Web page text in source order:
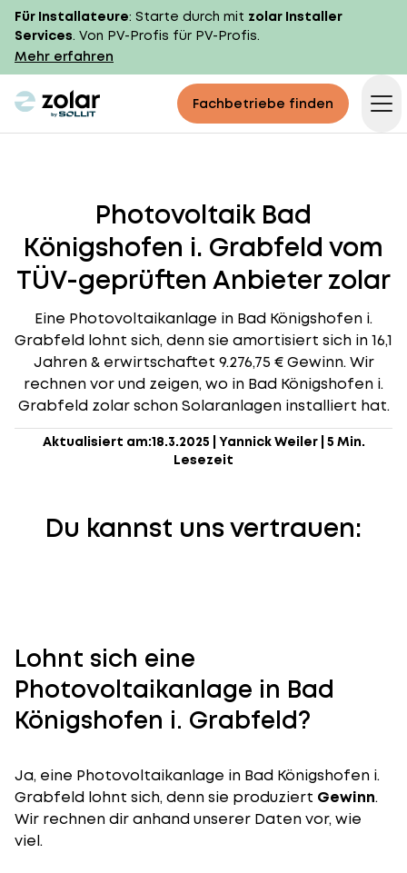
Für Installateure: Starte durch mit zolar Installer
Services. Von PV-Profis für PV-Profis.
Mehr erfahren
zolar logo Fachbetriebe finden
Photovoltaik Bad
Königshofen i. Grabfeld vom
TÜV-geprüften Anbieter zolar
Eine Photovoltaikanlage in Bad Königshofen i.
Grabfeld lohnt sich, denn sie amortisiert sich in 16,1
Jahren & erwirtschaftet 9.276,75 € Gewinn. Wir
rechnen vor und zeigen, wo in Bad Königshofen i.
Grabfeld zolar schon Solaranlagen installiert hat.
Aktualisiert am:18.3.2025 Yannick Weiler| 5 Min.
Lesezeit
Du kannst uns vertrauen:
Lohnt sich eine
Photovoltaikanlage in Bad
Königshofen i. Grabfeld?
Ja, eine Photovoltaikanlage in Bad Königshofen i.
Grabfeld lohnt sich, denn sie produziert Gewinn.
Wir rechnen dir anhand unserer Daten vor, wie
viel.